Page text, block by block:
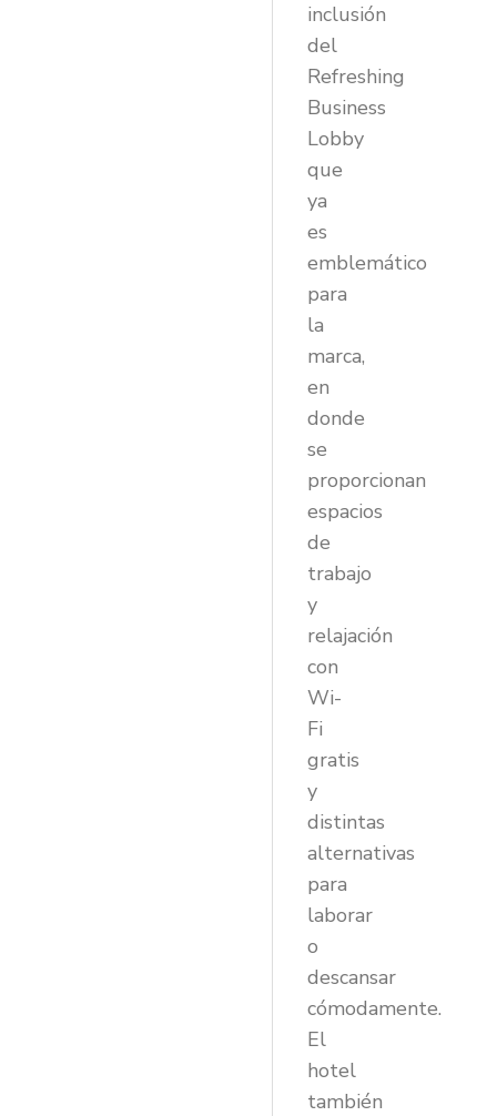
inclusión
del
Refreshing
Business
Lobby
que
ya
es
emblemático
para
la
marca,
en
donde
se
proporcionan
espacios
de
trabajo
y
relajación
con
Wi-
Fi
gratis
y
distintas
alternativas
para
laborar
o
descansar
cómodamente.
El
hotel
también